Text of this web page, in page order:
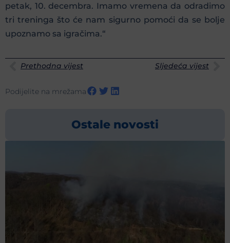
petak, 10. decembra. Imamo vremena da odradimo
tri treninga što će nam sigurno pomoći da se bolje
upoznamo sa igračima.“
Prethodna vijest Sljedeća vijest
Podijelite na mrežama
Ostale novosti